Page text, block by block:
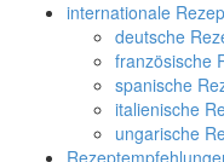
internationale
deutsche
französische
spanische
italienische
ungarische